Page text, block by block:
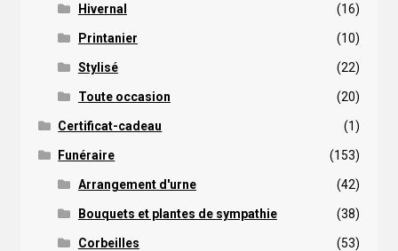
Hivernal (16)
Printanier (10)
Stylisé (22)
Toute occasion (20)
Certificat-cadeau (1)
Funéraire (153)
Arrangement d'urne (42)
Bouquets et plantes de sympathie (38)
Corbeilles (53)